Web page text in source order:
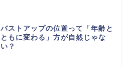
バストアップの位置って「年齢と
ともに変わる」方が自然じゃな
い？